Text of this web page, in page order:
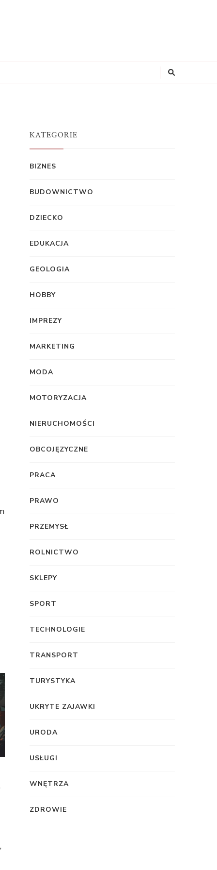
KATEGORIE
BIZNES
BUDOWNICTWO
DZIECKO
EDUKACJA
GEOLOGIA
HOBBY
IMPREZY
MARKETING
MODA
MOTORYZACJA
NIERUCHOMOŚCI
OBCOJĘZYCZNE
PRACA
PRAWO
PRZEMYSŁ
ROLNICTWO
SKLEPY
SPORT
TECHNOLOGIE
TRANSPORT
TURYSTYKA
UKRYTE ZAJAWKI
URODA
USŁUGI
WNĘTRZA
ZDROWIE